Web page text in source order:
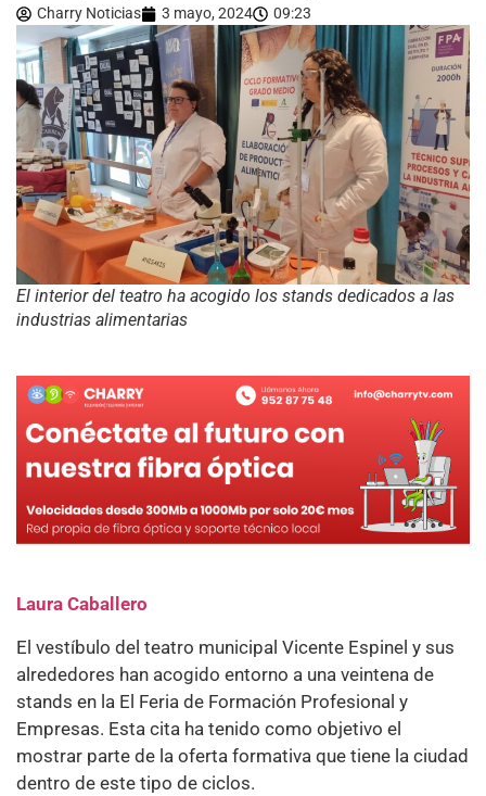
Charry Noticias 3 mayo, 2024 09:23
El interior del teatro ha acogido los stands dedicados a las
industrias alimentarias
Laura Caballero
El vestíbulo del teatro municipal Vicente Espinel y sus
alrededores han acogido entorno a una veintena de
stands en la El Feria de Formación Profesional y
Empresas. Esta cita ha tenido como objetivo el
mostrar parte de la oferta formativa que tiene la ciudad
dentro de este tipo de ciclos.